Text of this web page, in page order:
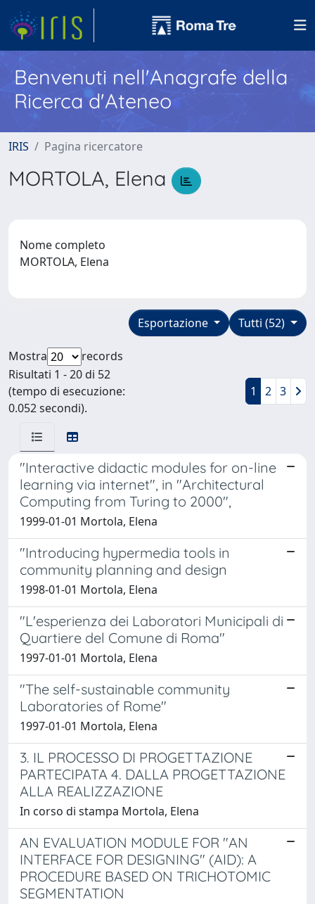
Benvenuti nell'Anagrafe della
Ricerca d'Ateneo
IRIS Pagina ricercatore
MORTOLA, Elena
Nome completo
MORTOLA, Elena
Tutti (52)
Esportazione
Mostra
records
Risultati 1 - 20 di 52
(tempo di esecuzione:
0.052 secondi).
1 2 3
"Interactive didactic modules for on-line
learning via internet", in "Architectural
Computing from Turing to 2000",
1999-01-01 Mortola, Elena
"Introducing hypermedia tools in
community planning and design
1998-01-01 Mortola, Elena
"L'esperienza dei Laboratori Municipali di
Quartiere del Comune di Roma"
1997-01-01 Mortola, Elena
"The self-sustainable community
Laboratories of Rome"
1997-01-01 Mortola, Elena
3. IL PROCESSO DI PROGETTAZIONE
PARTECIPATA 4. DALLA PROGETTAZIONE
ALLA REALIZZAZIONE
In corso di stampa Mortola, Elena
AN EVALUATION MODULE FOR "AN
INTERFACE FOR DESIGNING" (AID): A
PROCEDURE BASED ON TRICHOTOMIC
SEGMENTATION